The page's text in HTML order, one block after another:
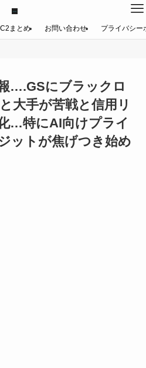
まとめ お問い合わせ プライバシー
….GSにブラックロ
大手が苦戦と信用リ
…特にAI向けプライ
ットが焦げつき始め